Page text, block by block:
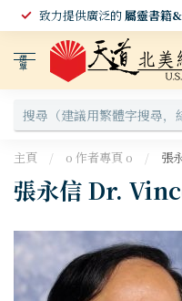
致力提供廣泛的屬靈書籍
選
單
主頁 / o 作者專頁 o / 張
張永信 Dr.